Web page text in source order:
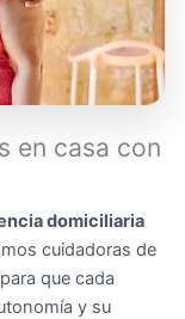
en casa con
domiciliaria
cuidadoras de
que cada
y su